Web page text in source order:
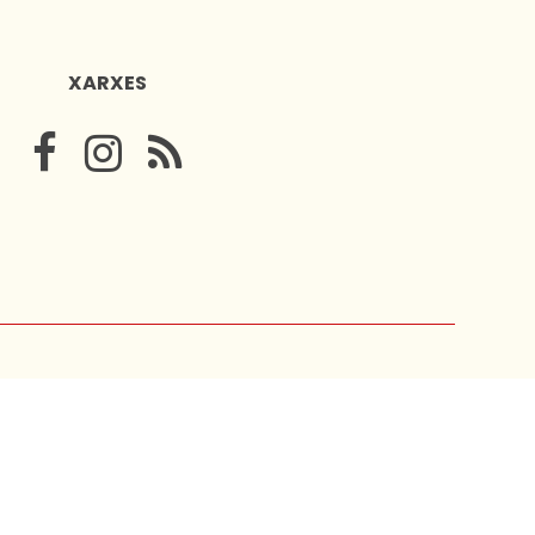
XARXES